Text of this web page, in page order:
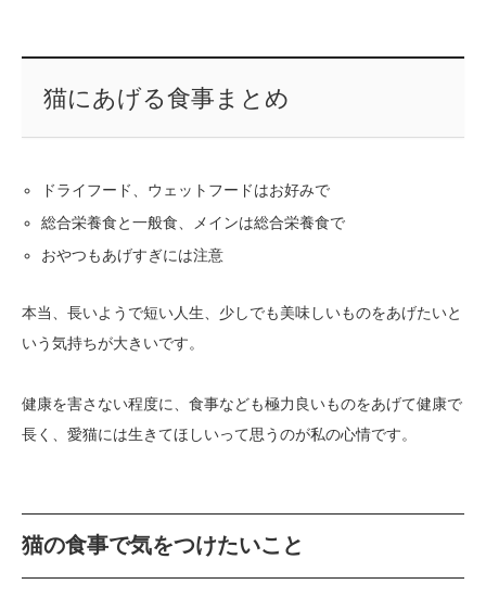
猫にあげる食事まとめ
ドライフード、ウェットフードはお好みで
総合栄養食と一般食、メインは総合栄養食で
おやつもあげすぎには注意
本当、長いようで短い人生、少しでも美味しいものをあげたいと
いう気持ちが大きいです。
健康を害さない程度に、食事なども極力良いものをあげて健康で
長く、愛猫には生きてほしいって思うのが私の心情です。
猫の食事で気をつけたいこと